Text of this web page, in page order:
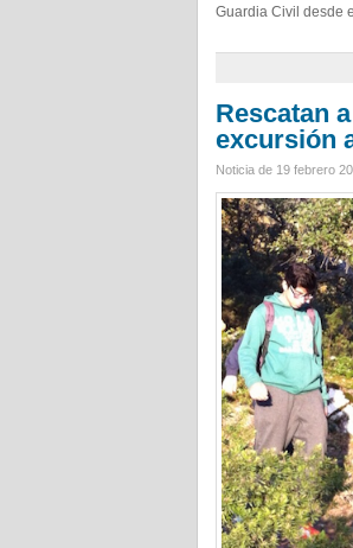
Guardia Civil desde
Rescatan
excursión
Noticia de 19 febrero